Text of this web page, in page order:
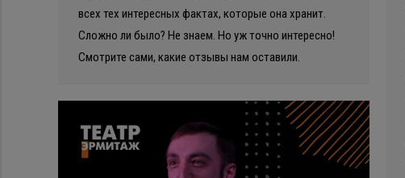
всех тех интересных фактах, которые она хранит.
Сложно ли было? Не знаем. Но уж точно интересно!
Смотрите сами, какие отзывы нам оставили.